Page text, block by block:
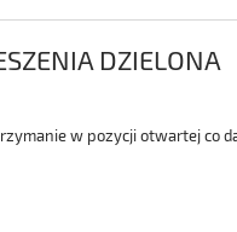
DZIELONA
w pozycji otwartej co